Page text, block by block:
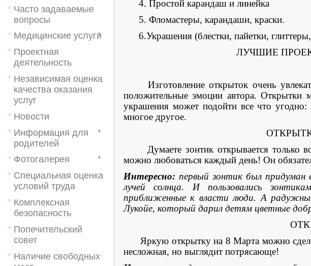
Часто задаваемые
вопросы
Медицинские услуги
Проектная
деятельность
Независимая оценка
качества оказания
услуг
Новости
Информация для
родителей
Фотогалерея
Специальная оценка
условий труда
Комплексная
безопасность
Попечительский
совет
Наличие свободных
4. Простой карандаш и линейка
5. Фломастеры, карандаши, краски.
6.Украшения (блестки, пайетки,
ЛУЧШИЕ
Изготовление открыток очень
положительные эмоции автора. Открытки
украшения может подойти все что
многое другое.
Думаете зонтик открывается только
можно любоваться каждый день! Он
Интересно: первый зонтик был
лучей солнца. И пользовались
приближенные к власти люди. А
Лукойе, который дарил детям цветные
Яркую открытку на 8 Марта можно
несложная, но выглядит потрясающе!